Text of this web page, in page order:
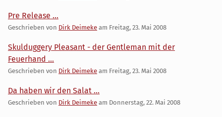
Pre Release ...
Geschrieben von Dirk Deimeke am Freitag, 23. Mai 2008
Skulduggery Pleasant - der Gentleman mit der
Feuerhand ...
Geschrieben von Dirk Deimeke am Freitag, 23. Mai 2008
Da haben wir den Salat ...
Geschrieben von Dirk Deimeke am Donnerstag, 22. Mai 2008